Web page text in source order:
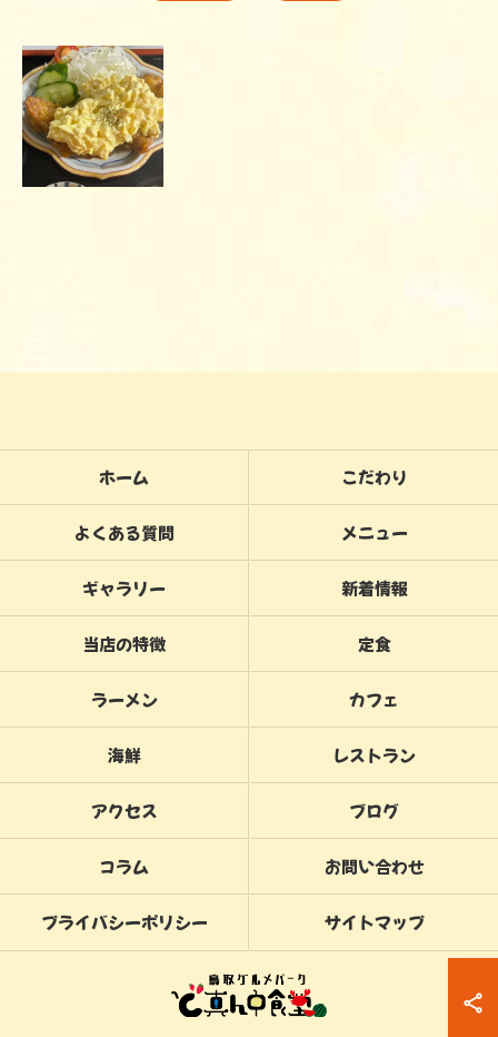
ホーム こだわり
よくある質問 メニュー
ギャラリー 新着情報
当店の特徴 定食
ラーメン カフェ
海鮮 レストラン
アクセス ブログ
コラム お問い合わせ
プライバシーポリシー サイトマップ